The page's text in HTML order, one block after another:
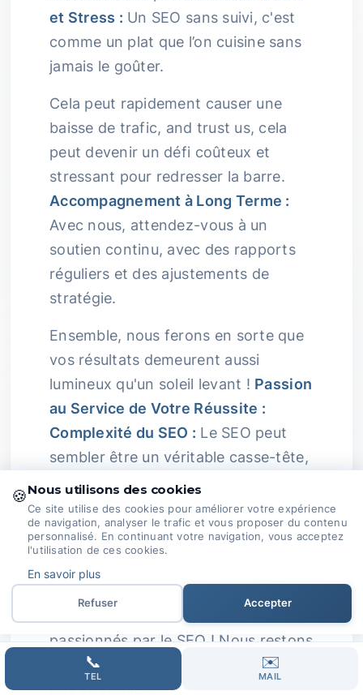
et Stress : Un SEO sans suivi, c'est
comme un plat que l’on cuisine sans
jamais le goûter.
Cela peut rapidement causer une
baisse de trafic, and trust us, cela
peut devenir un défi coûteux et
stressant pour redresser la barre.
Accompagnement à Long Terme :
Avec nous, attendez-vous à un
soutien continu, avec des rapports
réguliers et des ajustements de
stratégie.
Ensemble, nous ferons en sorte que
vos résultats demeurent aussi
lumineux qu'un soleil levant ! Passion
au Service de Votre Réussite :
Complexité du SEO : Le SEO peut
sembler être un véritable casse-tête,
surtout avec les algorithmes en
constante mutation et la nécessité
de produire un contenu pertinent.
Rassurez-vous, il y a toujours une
Expertise Passionnée :
Nous, chez Domoveillance, sommes
passionnés par le SEO ! Nous restons
à l’affût des nouveautés pour adapter
nos stratégies.
📞
TEL
✉️
MAIL
🍪Nous utilisons des cookies
Ce site utilise des cookies pour améliorer votre expérience
de navigation, analyser le trafic et vous proposer du contenu
personnalisé. En continuant votre navigation, vous acceptez
l'utilisation de ces cookies.
En savoir plus
Refuser Accepter